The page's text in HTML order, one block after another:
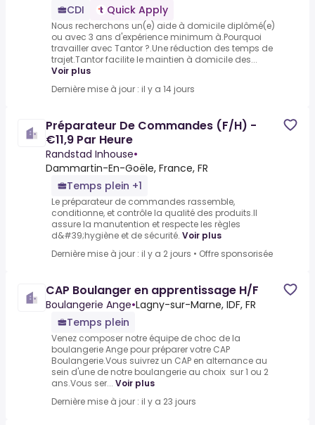
CDI
Quick Apply
Nous recherchons un(e) aide à domicile diplômé(e)
ou avec 3 ans d'expérience minimum à.Pourquoi
travailler avec Tantor ?.Une réduction des temps de
trajet.Tantor facilite le maintien à domicile des...
Voir plus
Dernière mise à jour : il y a 14 jours
Préparateur De Commandes (F/H) -
€11,9 Par Heure
Randstad Inhouse•
Dammartin-En-Goële, France, FR
Temps plein +1
Le préparateur de commandes rassemble,
conditionne, et contrôle la qualité des produits.Il
assure la manutention et respecte les règles
d&#39;hygiène et de sécurité. Voir plus
Dernière mise à jour : il y a 2 jours • Offre sponsorisée
CAP Boulanger en apprentissage H/F
Boulangerie Ange•Lagny-sur-Marne, IDF, FR
Temps plein
Venez composer notre équipe de choc de la
boulangerie Ange pour préparer votre CAP
Boulangerie.Vous suivrez un CAP en alternance au
sein d'une de notre boulangerie au choix sur 1 ou 2
ans.Vous ser... Voir plus
Dernière mise à jour : il y a 23 jours